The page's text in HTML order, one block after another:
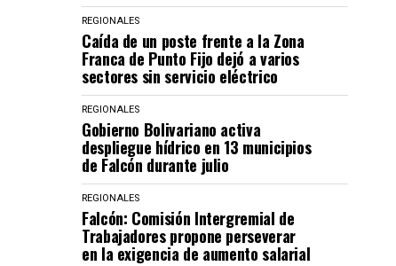
REGIONALES
Caída de un poste frente a la Zona
Franca de Punto Fijo dejó a varios
sectores sin servicio eléctrico
REGIONALES
Gobierno Bolivariano activa
despliegue hídrico en 13 municipios
de Falcón durante julio
REGIONALES
Falcón: Comisión Intergremial de
Trabajadores propone perseverar
en la exigencia de aumento salarial